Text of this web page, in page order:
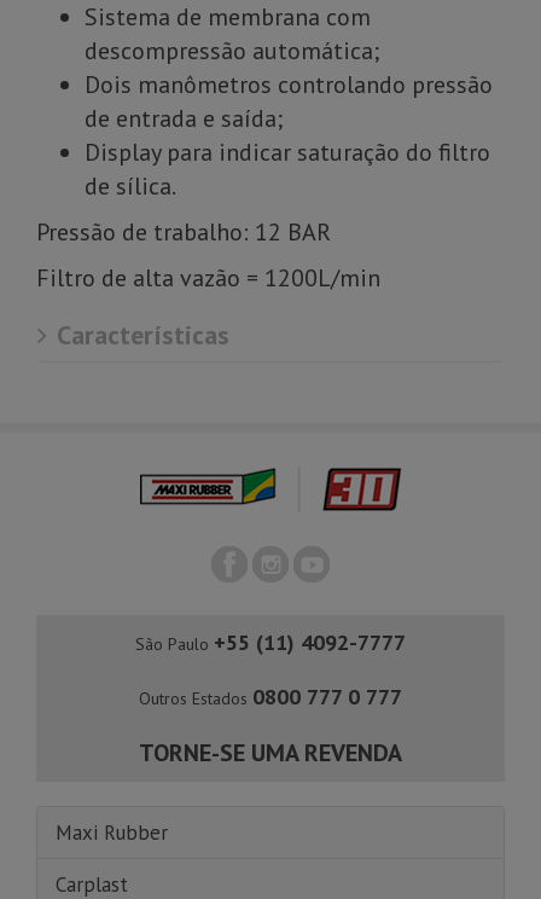
Sistema de membrana com
descompressão automática;
Dois manômetros controlando pressão
de entrada e saída;
Display para indicar saturação do filtro
de sílica.
Pressão de trabalho: 12 BAR
Filtro de alta vazão = 1200L/min
Características
São Paulo +55 (11) 4092-7777
Outros Estados 0800 777 0 777
TORNE-SE UMA REVENDA
Maxi Rubber
Carplast